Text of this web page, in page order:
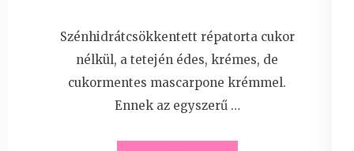
Szénhidrátcsökkentett répatorta cukor
nélkül, a tetején édes, krémes, de
cukormentes mascarpone krémmel.
Ennek az egyszerű …